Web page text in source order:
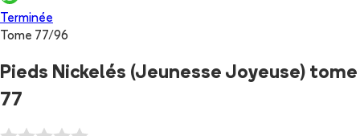
Terminée
Tome 77/96
Pieds Nickelés (Jeunesse Joyeuse) tome
77